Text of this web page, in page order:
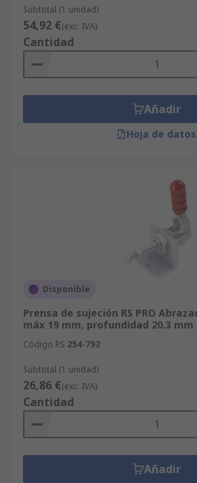
Subtotal (1 unidad)
54,92 €(exc. IVA)
Cantidad
Añadir
Hoja de datos
Disponible
Prensa de sujeción RS PRO
máx 19 mm, profundidad 20.3 mm
Código RS 254-793
Subtotal (1 unidad)
26,86 €(exc. IVA)
Cantidad
Añadir